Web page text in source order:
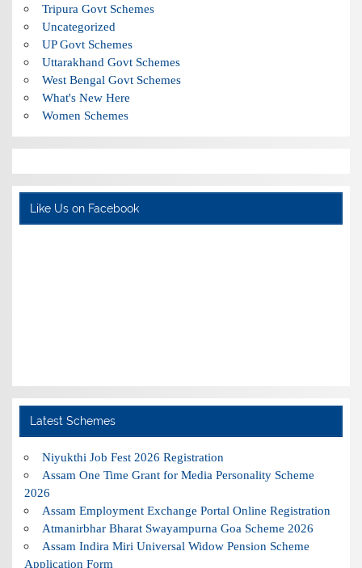
Tripura Govt Schemes
Uncategorized
UP Govt Schemes
Uttarakhand Govt Schemes
West Bengal Govt Schemes
What's New Here
Women Schemes
Like Us on Facebook
Latest Schemes
Niyukthi Job Fest 2026 Registration
Assam One Time Grant for Media Personality Scheme
2026
Assam Employment Exchange Portal Online Registration
Atmanirbhar Bharat Swayampurna Goa Scheme 2026
Assam Indira Miri Universal Widow Pension Scheme
Application Form